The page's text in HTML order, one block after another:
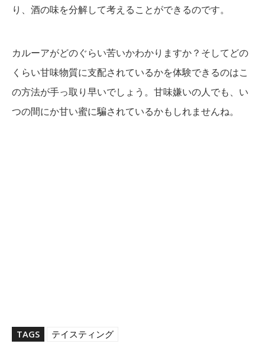
り、酒の味を分解して考えることができるのです。
カルーアがどのぐらい苦いかわかりますか？そしてどの
くらい甘味物質に支配されているかを体験できるのはこ
の方法が手っ取り早いでしょう。甘味嫌いの人でも、い
つの間にか甘い蜜に騙されているかもしれませんね。
TAGS テイスティング